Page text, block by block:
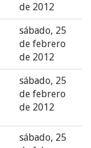
de 2012
sábado, 25
de febrero
de 2012
sábado, 25
de febrero
de 2012
sábado, 25